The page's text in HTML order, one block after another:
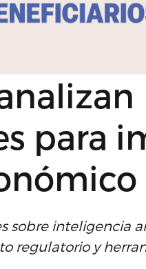
para
sobre inteligencia
regulatorio y